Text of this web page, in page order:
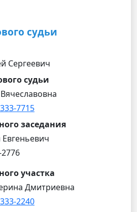
судьи
Сергеевич
судьи
7715
заседания
участка
Дмитриевна
2240